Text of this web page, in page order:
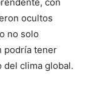
ocultos
no solo
podría tener
clima global.